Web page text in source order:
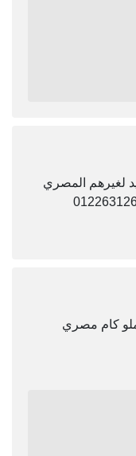
لغيرهم المصري